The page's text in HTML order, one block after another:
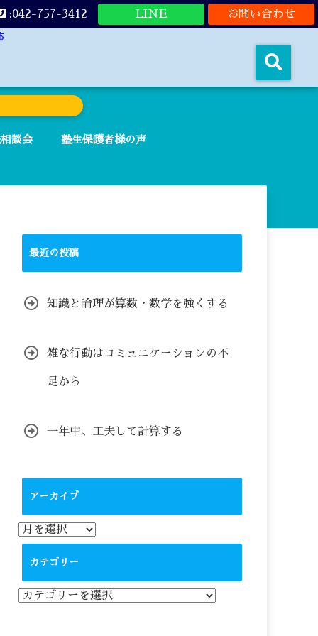
お問い合わせ
LINE
:042-757-3412
談会 塾生保護者様の声
最近の投稿
知識と論理が算数・数学を強くする
雑な行動はコミュニケーションの不
足から
一年中、工夫して計算する
アーカイブ
ア
ー
カテゴリー
カ
テ